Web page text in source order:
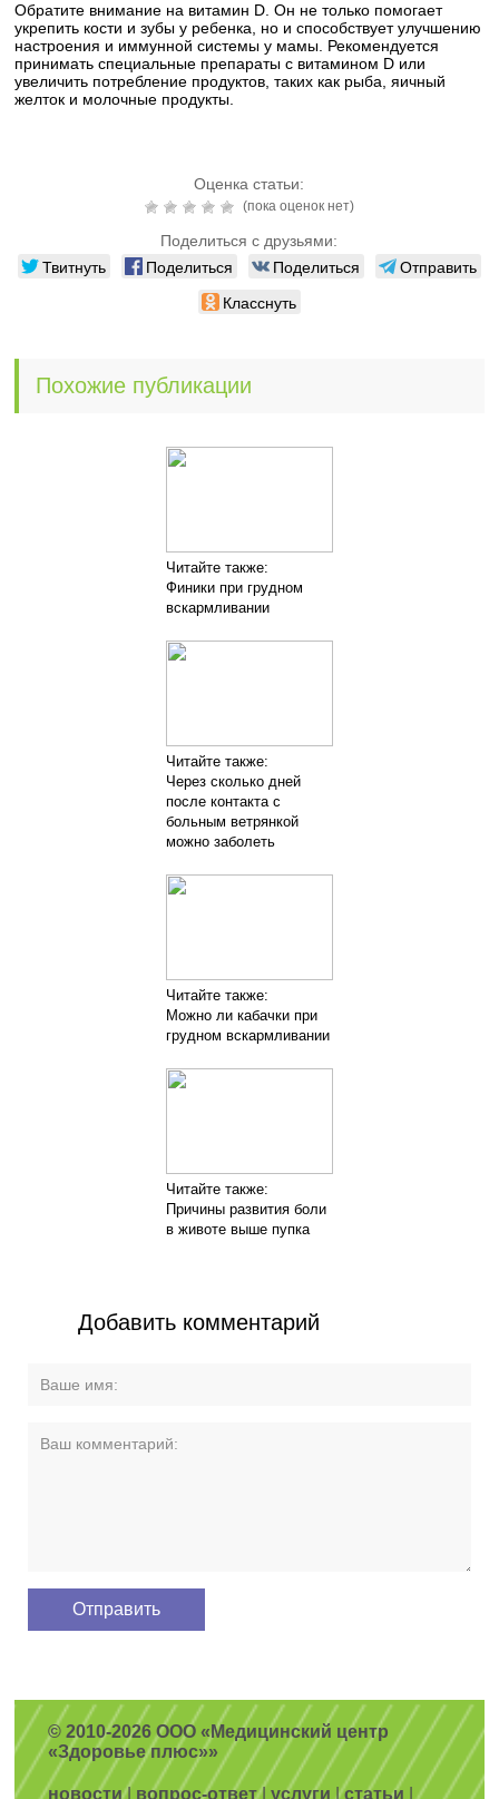
Обратите внимание на витамин D. Он не только помогает
укрепить кости и зубы у ребенка, но и способствует улучшению
настроения и иммунной системы у мамы. Рекомендуется
принимать специальные препараты с витамином D или
увеличить потребление продуктов, таких как рыба, яичный
желток и молочные продукты.
Оценка статьи:
(пока оценок нет)
Поделиться с друзьями:
Твитнуть Поделиться Поделиться
Отправить
Класснуть
Похожие публикации
Читайте также:
Финики при грудном
вскармливании
Читайте также:
Через сколько дней
после контакта с
больным ветрянкой
можно заболеть
Читайте также:
Можно ли кабачки при
грудном вскармливании
Читайте также:
Причины развития боли
в животе выше пупка
Добавить комментарий
© 2010-2026 ООО «Медицинский центр
«Здоровье плюс»»
новости| вопрос-ответ|услуги |статьи